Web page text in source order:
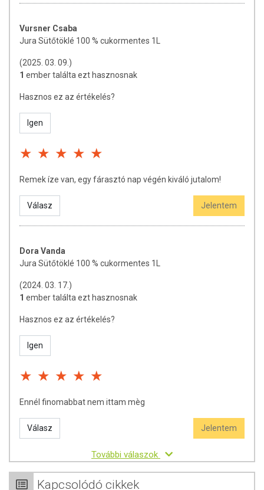
Vursner Csaba
Jura Sütőtöklé 100 % cukormentes 1L
(2025. 03. 09.)
1 ember találta ezt hasznosnak
Hasznos ez az értékelés?
Igen
Remek íze van, egy fárasztó nap végén kiváló jutalom!
Válasz Jelentem
Dora Vanda
Jura Sütőtöklé 100 % cukormentes 1L
(2024. 03. 17.)
1 ember találta ezt hasznosnak
Hasznos ez az értékelés?
Igen
Ennél finomabbat nem ittam mèg
Válasz Jelentem
További válaszok
Kapcsolódó cikkek